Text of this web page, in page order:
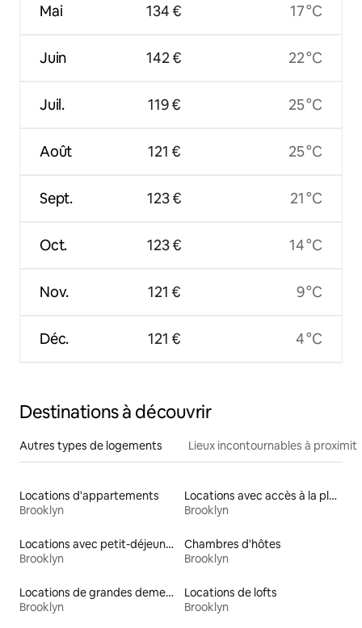
Mai
Juin
Juil.
Août
Sept.
Oct.
Nov.
Déc.
134 €
142 €
119 €
121 €
123 €
123 €
121 €
121 €
17 °C
22 °C
25 °C
25 °C
21 °C
14 °C
9 °C
4 °C
Destinations à découvrir
Autres types de logements Lieux incontournables à
Locations d'appartements
Brooklyn
Locations avec accès à la plage
Brooklyn
Locations avec petit-déjeuner
Brooklyn
Chambres d'hôtes
Brooklyn
Locations de grandes demeures
Brooklyn
Locations de lofts
Brooklyn